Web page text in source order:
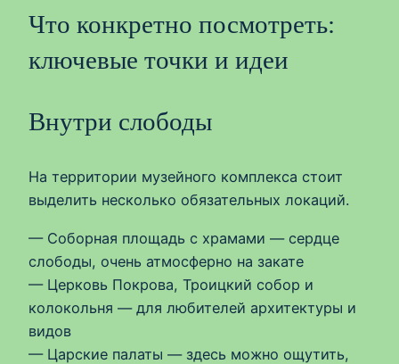
Что конкретно посмотреть:
ключевые точки и идеи
Внутри слободы
На территории музейного комплекса стоит
выделить несколько обязательных локаций.
— Соборная площадь с храмами — сердце
слободы, очень атмосферно на закате
— Церковь Покрова, Троицкий собор и
колокольня — для любителей архитектуры и
видов
— Царские палаты — здесь можно ощутить,